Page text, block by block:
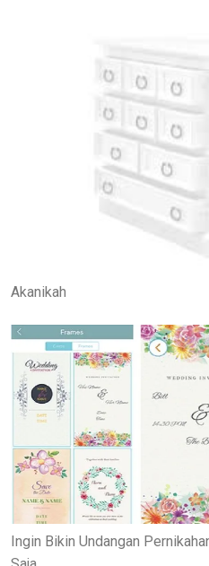
Akanikah
Ingin Bikin Undangan